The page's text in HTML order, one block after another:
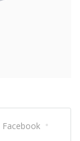
Facebook